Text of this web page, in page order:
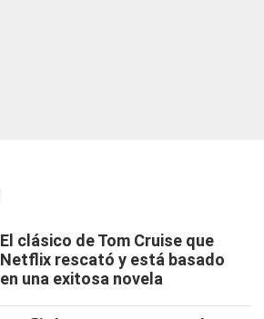
El clásico de Tom Cruise que
Netflix rescató y está basado
en una exitosa novela